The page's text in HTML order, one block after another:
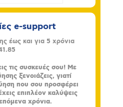
e-support
έως και για 5 χρόνια
τις συσκευές σου! Με
ξενοιάζεις, γιατί
που σου προσφέρει
επιπλέον καλύψεις
χρόνια.